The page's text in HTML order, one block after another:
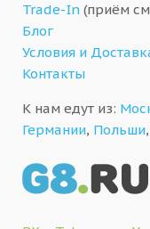
Trade-In (приём
Блог
Условия и
Контакты
К нам едут из:
Германии, Польши,